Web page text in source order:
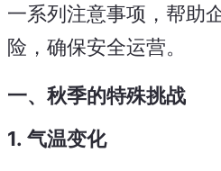
一系列注意事项，帮助
险，确保安全运营。
一、秋季的特殊挑战
1. 气温变化